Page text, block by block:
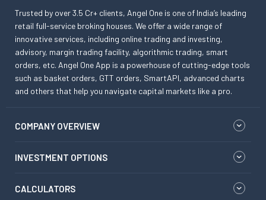
Trusted by over 3.5 Cr+ clients, Angel One is one of India’s leading
retail full-service broking houses. We offer a wide range of
innovative services, including online trading and investing,
advisory, margin trading facility, algorithmic trading, smart
orders, etc. Angel One App is a powerhouse of cutting-edge tools
such as basket orders, GTT orders, SmartAPI, advanced charts
and others that help you navigate capital markets like a pro.
COMPANY OVERVIEW
INVESTMENT OPTIONS
CALCULATORS